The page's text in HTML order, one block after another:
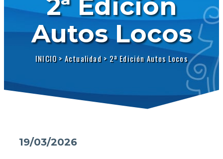
Autos Locos
INICIO>Actualidad> 2ª Edición Autos Locos
19/03/2026